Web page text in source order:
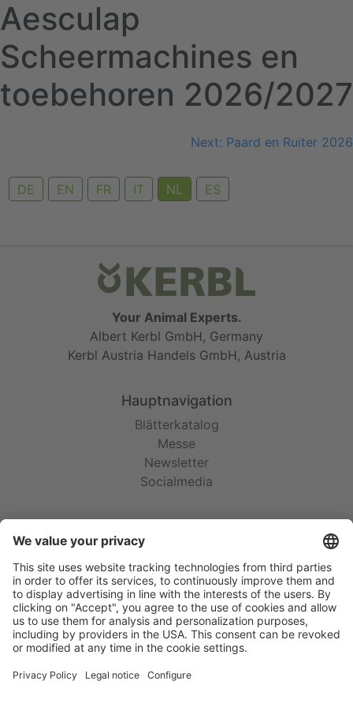
Skip
to
content
Aesculap
Scheermachines en
toebehoren 2026/2027
navigatie
Next: Paard en Ruiter 2026
DE EN FR IT NL ES
Your Animal Experts.
Albert Kerbl GmbH, Germany
Kerbl Austria Handels GmbH, Austria
Hauptnavigation
Blätterkatalog
Messe
Newsletter
Socialmedia
Garantie
Impressum
Datenschutz
Cookie-Einstellungen
Social Media